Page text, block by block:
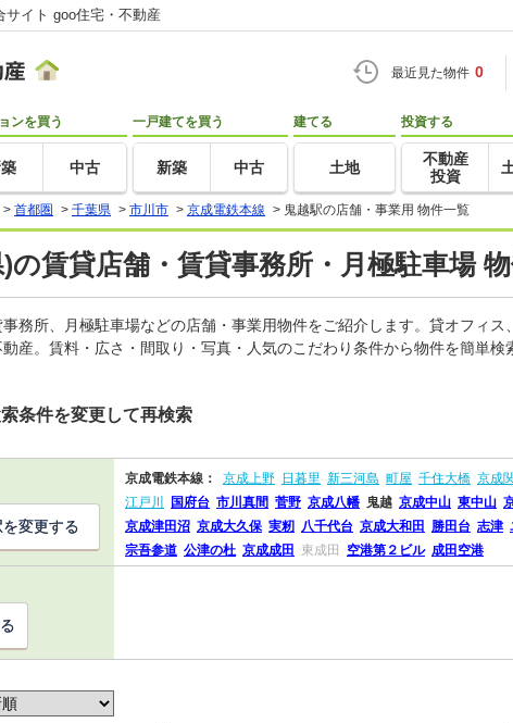
サイト goo住宅・不動産
最近見た物件 0
ンを買う
中古
一戸建てを買う
新築 中古
建てる
土地
投資する
不動産
投資
> 首都圏 > 千葉県 > 市川市 > 京成電鉄本線 > 鬼越駅の店舗・事業用 物件一覧
の賃貸店舗・賃貸事務所・月極駐車場
務所、月極駐車場などの店舗・事業用物件をご紹介します。貸オフィ
産。賃料・広さ・間取り・写真・人気のこだわり条件から物件を簡単
条件を変更して再検索
京成電鉄本線： 京成上野 日暮里 新三河島 町屋 千住大橋 京成
江戸川
国府台 市川真間 菅野 京成八幡 鬼越 京成中山 東中山
京成津田沼 京成大久保 実籾 八千代台 京成大和田 勝田台 志津
宗吾参道 公津の杜 京成成田 東成田 空港第２ビル 成田空港
を変更する